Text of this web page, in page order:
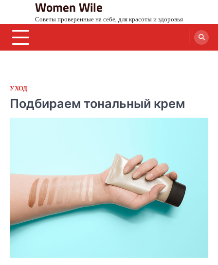
content
Women Wile
Советы проверенные на себе, для красоты и здоровья
УХОД
Подбираем тональный крем